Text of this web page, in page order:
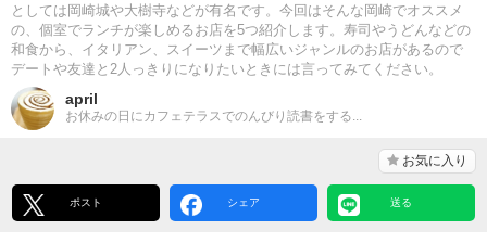
としては岡崎城や大樹寺などが有名です。今回はそんな岡崎でオススメ
の、個室でランチが楽しめるお店を5つ紹介します。寿司やうどんなどの
和食から、イタリアン、スイーツまで幅広いジャンルのお店があるので
デートや友達と2人っきりになりたいときには言ってみてください。
april
お休みの日にカフェテラスでのんびり読書をする...
お気に入り
ポスト シェア 送る